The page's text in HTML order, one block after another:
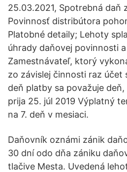
25.03.2021, Spotrebná daň
Povinnosť distribútora
Platobné detaily; Lehoty
úhrady daňovej povinnosti
Zamestnávateľ, ktorý
zo závislej činnosti raz účet
deň platby sa považuje
prija 25. júl 2019 Výplatný
na 7. deň v mesiaci.
Daňovník oznámi zánik
30 dní odo dňa zániku
tlačive Mesta. Uvedená